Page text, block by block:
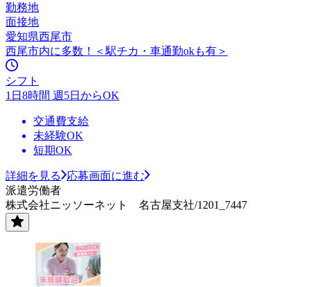
勤務地
面接地
愛知県西尾市
西尾市内に多数！＜駅チカ・車通勤okも有＞
シフト
1日8時間 週5日からOK
交通費支給
未経験OK
短期OK
詳細を見る
応募画面に進む
派遣労働者
株式会社ニッソーネット 名古屋支社/1201_7447